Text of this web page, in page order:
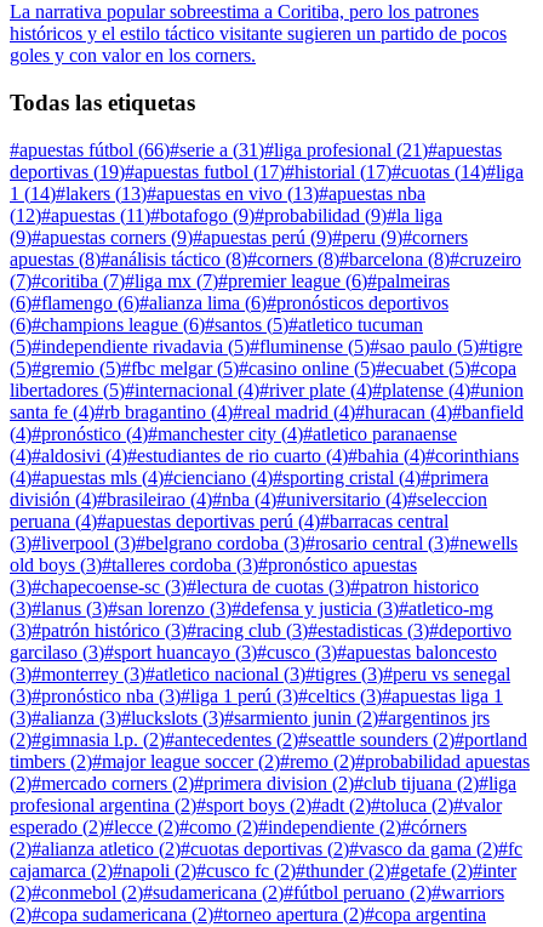
La narrativa popular sobreestima a Coritiba, pero los patrones
históricos y el estilo táctico visitante sugieren un partido de pocos
goles y con valor en los corners.
Todas las etiquetas
#apuestas fútbol (66)#serie a (31)#liga profesional (21)#apuestas
deportivas (19)#apuestas futbol (17)#historial (17)#cuotas (14)#liga
1 (14)#lakers (13)#apuestas en vivo (13)#apuestas nba
(12)#apuestas (11)#botafogo (9)#probabilidad (9)#la liga
(9)#apuestas corners (9)#apuestas perú (9)#peru (9)#corners
apuestas (8)#análisis táctico (8)#corners (8)#barcelona (8)#cruzeiro
(7)#coritiba (7)#liga mx (7)#premier league (6)#palmeiras
(6)#flamengo (6)#alianza lima (6)#pronósticos deportivos
(6)#champions league (6)#santos (5)#atletico tucuman
(5)#independiente rivadavia (5)#fluminense (5)#sao paulo (5)#tigre
(5)#gremio (5)#fbc melgar(5)#casino online (5)#ecuabet (5)#copa
libertadores (5)#internacional (4)#river plate (4)#platense (4)#union
santa fe (4)#rb bragantino (4)#real madrid (4)#huracan (4)#banfield
(4)#pronóstico (4)#manchester city (4)#atletico paranaense
(4)#aldosivi (4)#estudiantes de rio cuarto (4)#bahia (4)#corinthians
(4)#apuestas mls (4)#cienciano (4)#sporting cristal (4)#primera
división (4)#brasileirao (4)#nba (4)#universitario (4)#seleccion
peruana (4)#apuestas deportivas perú (4)#barracas central
(3)#liverpool (3)#belgrano cordoba (3)#rosario central (3)#newells
old boys (3)#talleres cordoba (3)#pronóstico apuestas
(3)#chapecoense-sc (3)#lectura de cuotas (3)#patron historico
(3)#lanus (3)#san lorenzo (3)#defensa y justicia (3)#atletico-mg
(3)#patrón histórico (3)#racing club (3)#estadisticas (3)#deportivo
garcilaso (3)#sport huancayo (3)#cusco (3)#apuestas baloncesto
(3)#monterrey (3)#atletico nacional (3)#tigres (3)#peru vs senegal
(3)#pronóstico nba (3)#liga 1 perú (3)#celtics (3)#apuestas liga 1
(3)#alianza (3)#luckslots (3)#sarmiento junin (2)#argentinos jrs
(2)#gimnasia l.p. (2)#antecedentes (2)#seattle sounders (2)#portland
timbers (2)#major league soccer(2)#remo (2)#probabilidad apuestas
(2)#mercado corners (2)#primera division (2)#club tijuana (2)#liga
profesional argentina (2)#sport boys (2)#adt (2)#toluca (2)#valor
esperado (2)#lecce (2)#como (2)#independiente (2)#córners
(2)#alianza atletico (2)#cuotas deportivas (2)#vasco da gama (2)#fc
cajamarca (2)#napoli (2)#cusco fc (2)#thunder(2)#getafe (2)#inter
(2)#conmebol (2)#sudamericana (2)#fútbol peruano (2)#warriors
(2)#copa sudamericana (2)#torneo apertura (2)#copa argentina